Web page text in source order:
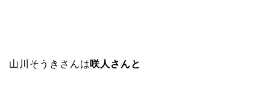
山川そうきさんは咲人さんと